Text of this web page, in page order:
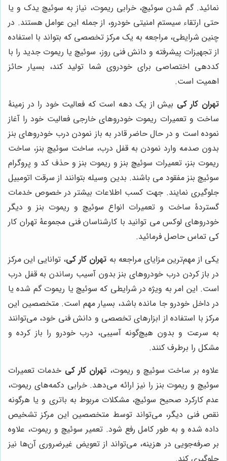
نمائید. گم شدن سوئیچ، خرابی ریموت، نیاز به سوئیچ یدک و یا
حتی ارتقاء سیستم امنیتی خودرو، از جمله این عوامل هستند. در
چنین شرایطی، مراجعه به یک مرکز تخصصی که بتواند با استفاده
از تجهیزات پیشرفته و دانش فنی روز، سوئیچ یا ریموت جدید را با
کددهی اختصاصی برای خودروی شما تولید کند، بسیار حائز
اهمیت است.
تهران کار کی بیش از یک دهه است که فعالیت خود را در زمینۀ
ساخت و تعمیرات ریموت خودروهای خارجی فعالیت خود را آغاز
نموده است و در حال حاضر قادر به باز نمودن درب خودروهای بنز
بدون صدمه وارد نمودن به قفل درب، ساخت سوئیچ بنز، ساخت
ریموت بنز، تعمیرات سوئیچ بنز و ریموت بنز و حذف کد و پروگرام
سوئیچ بنز مفقود می باشند. بدین وسیله بتوانند از سرقت اتومبیل
جلوگیری نمایند. جهت کسب اطلاعات بیشتر در خصوص خدمات
گستردۀ ساخت و تعمیرات انواع سوئیچ و ریموت بنز و دیگر
خودروهای لوکس می توانید با کارشناسان فنی مجموعۀ تهران کار
کی تماس حاصل فرمائید.
یکی از مهم‌ترین مزایای مراجعه به تهران کار کی، توانایی این مرکز
در باز کردن درب خودروهای بنز بدون آسیب رساندن به قفل درب
است. این امر به ویژه در شرایطی که سوئیچ یا ریموت گم شده یا
در داخل خودرو جا مانده باشد، بسیار مهم است. متخصصین این
مرکز با استفاده از ابزارهای تخصصی و دانش فنی خود، می‌توانند
به سرعت و بدون هیچ‌گونه آسیبی، درب خودرو را باز کرده و
مشکل را برطرف کنند.
علاوه بر ساخت سوئیچ و ریموت، تهران کار کی خدمات تعمیرات
سوئیچ و ریموت بنز را نیز ارائه می‌دهد. خرابی دکمه‌های ریموت،
عدم کارکرد صحیح سوئیچ، مشکلات مربوط به باتری و یا هرگونه
نقص فنی دیگر، می‌تواند توسط متخصصین این مرکز تشخیص
داده شده و به طور کامل رفع شود. تعمیر سوئیچ و ریموت، علاوه
بر صرفه‌جویی در هزینه، می‌تواند از تعویض غیرضروری آن‌ها نیز